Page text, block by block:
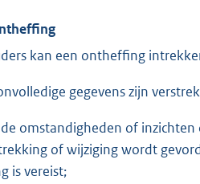
kan een ontheffing
gegevens zijn
omstandigheden of
of wijziging wordt
is vereist;